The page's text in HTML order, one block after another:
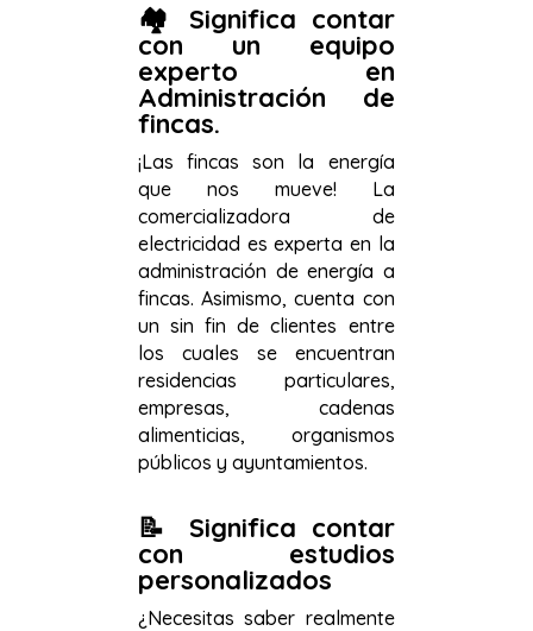
🏘️ Significa contar
con un equipo
experto en
Administración de
fincas.
¡Las fincas son la energía
que nos mueve! La
comercializadora de
electricidad es experta en la
administración de energía a
fincas. Asimismo, cuenta con
un sin fin de clientes entre
los cuales se encuentran
residencias particulares,
empresas, cadenas
alimenticias, organismos
públicos y ayuntamientos.
📝 Significa contar
con estudios
personalizados
¿Necesitas saber realmente